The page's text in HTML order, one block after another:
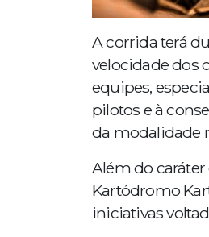
A corrida terá
velocidade dos
equipes,
pilotos e à
da modalidade
Além do
Kartódromo
iniciativas